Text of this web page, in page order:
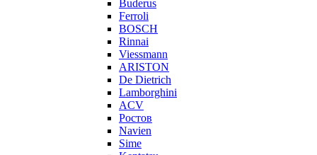
Buderus
Ferroli
BOSCH
Rinnai
Viessmann
ARISTON
De Dietrich
Lamborghini
ACV
Ростов
Navien
Sime